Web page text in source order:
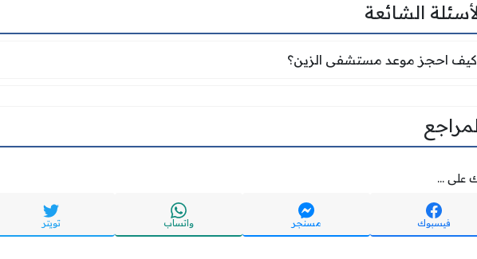
الشائعة
احجز موعد مستشفى الزين؟
كيف احجز موعد مستشفى الزين؟
على ...
فيسبوك مسنجر واتساب تويتر